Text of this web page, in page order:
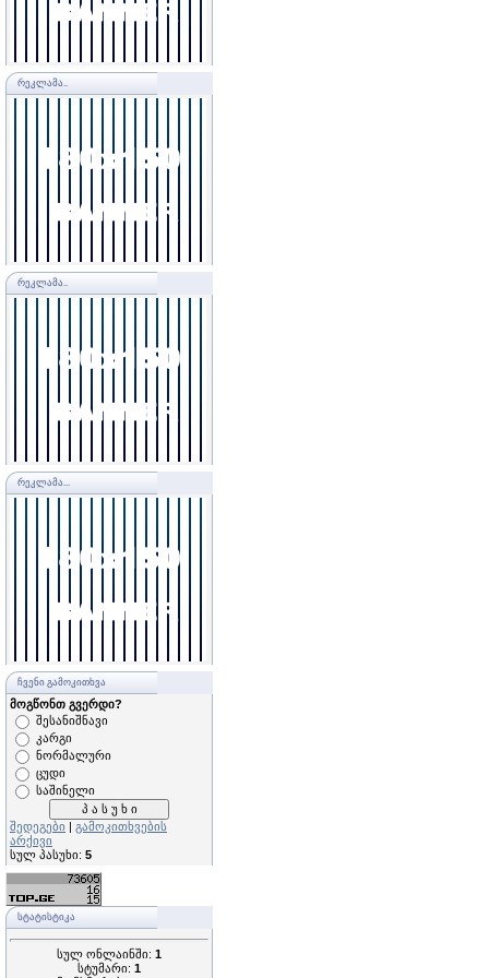
ᲠᲔᲙᲚᲐᲛᲐ..
ᲠᲔᲙᲚᲐᲛᲐ..
ᲠᲔᲙᲚᲐᲛᲐ...
ᲩᲕᲔᲜᲘ ᲒᲐᲛᲝᲙᲘᲗᲮᲕᲐ
მოგწონთ გვერდი?
შესანიშნავი
კარგი
ნორმალური
ცუდი
საშინელი
შედეგები | გამოკითხვების
არქივი
სულ პასუხი: 5
ᲡᲢᲐᲢᲘᲡᲢᲘᲙᲐ
სულ ონლაინში: 1
სტუმარი: 1